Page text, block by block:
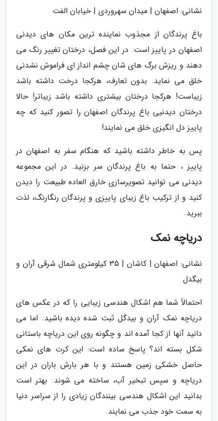
نشانی: اصفهان | میدان سهروردی | خیابان الفت
باغ پرندگان از مجذوب نماینده ترین مکان های دیدنی
اصفهان در پاییز است. در این فصل، درختان تغییر رنگ می
دهند و ریزش برگ های شان چشم انداز ای فراموش نشدنی
خلق می نماید. بدون تعارف، هرکجا درخت داشته باشد
زیباست! هرکجا درختان بیشتری داشته باشد زیباتر! حالا
درختان دیدنیی باغ پرندگان اصفهان را تصور کنید که چه
پاییز دل انگیزی خلق می نمایند!
پس به خاطر داشته باشید که هنگام سفر به اصفهان در
پاییز ، حتما به باغ پرندگان سر بزنید. در این مجموعه
دیدنی می توانید تصویرسازی خارق العاده طبیعت را دیدن
کنید و از ترکیب باغ زیبای پاییزی و پرندگان رنگارنگ، لذت
ببرید.
دریاچه نمک
نشانی: اصفهان | کاشان | 35 کیلومتری شمال شرقی آران و
بیگدل
احتمالاً شما هم اشکال هندسی زیبایی را که در عکس های
دریاچه نمک آران و بیدگل ثبت شده دیده باشید. اما می
دانید آنها از کجا آمده اند و چگونه روی این دریاچه باستانی
شکل بسته اند؟ پاسخ ساده است: این کرت های نمکی
حاصل خشکی زمین هستند و با هر بارش باران در این
دریاچه و سپس تبخیر آب، ساخته می شوند. بهتر است
بدانید این اشکال هندسی بینندگان زیادی را از سراسر دنیا
به سمت خود جذب می نمایند.